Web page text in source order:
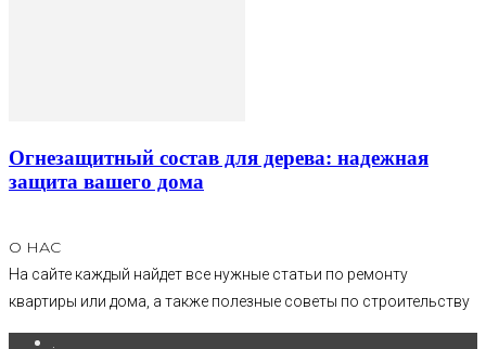
Огнезащитный состав для дерева: надежная
защита вашего дома
О НАС
На сайте каждый найдет все нужные статьи по ремонту
квартиры или дома, а также полезные советы по строительству